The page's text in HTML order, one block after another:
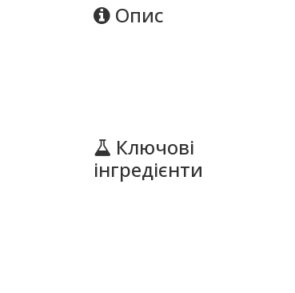
Опис
Ключові
інгредієнти